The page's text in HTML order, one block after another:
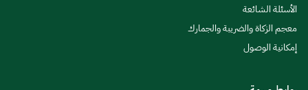
الأسئلة الشائعة
معجم الزكاة والضريبة والجمارك
إمكانية الوصول